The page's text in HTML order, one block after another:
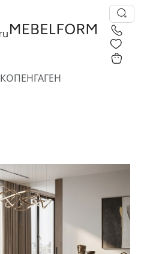
КОПЕНГАГЕН